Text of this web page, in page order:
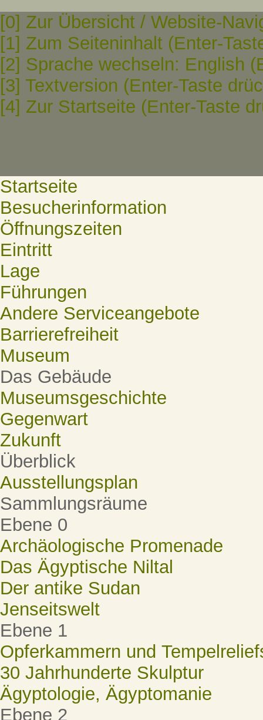
[0] Zur Übersicht / Website-
[1] Zum Seiteninhalt (Enter-
[2] Sprache wechseln: English
[3] Textversion (Enter-Taste
[4] Zur Startseite (Enter-Taste
Startseite
Besucherinformation
Öffnungszeiten
Eintritt
Lage
Führungen
Andere Serviceangebote
Barrierefreiheit
Museum
Das Gebäude
Museumsgeschichte
Gegenwart
Zukunft
Überblick
Ausstellungsplan
Sammlungsräume
Ebene 0
Archäologische Promenade
Das Ägyptische Niltal
Der antike Sudan
Jenseitswelt
Ebene 1
Opferkammern und
30 Jahrhunderte Skulptur
Ägyptologie, Ägyptomanie
Ebene 2